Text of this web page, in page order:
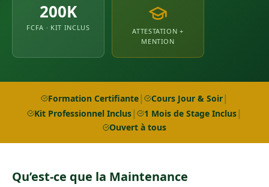
200K
FCFA · KIT INCLUS
ATTESTATION +
MENTION
Formation Certifiante| Cours Jour & Soir|
Kit Professionnel Inclus| 1 Mois de Stage Inclus|
Ouvert à tous
Qu’est-ce que la Maintenance